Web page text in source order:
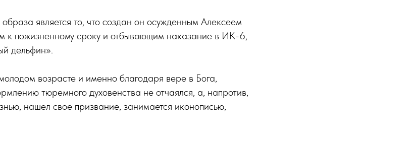
является то, что создан он осужденным Алексеем
к пожизненному сроку и отбывающим наказание в ИК-6,
дельфин».
возрасте и именно благодаря вере в Бога,
тюремного духовенства не отчаялся, а, напротив,
нашел свое призвание, занимается иконописью,